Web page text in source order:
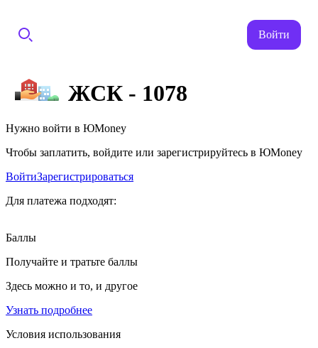
Войти
ЖСК - 1078
Нужно войти в ЮMoney
Чтобы заплатить, войдите или зарегистрируйтесь в ЮMoney
ВойтиЗарегистрироваться
Для платежа подходят:
Баллы
Получайте и тратьте баллы
Здесь можно и то, и другое
Узнать подробнее
Условия использования